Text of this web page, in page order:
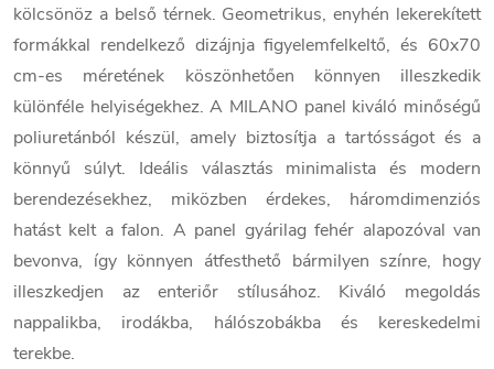
kölcsönöz a belső térnek. Geometrikus, enyhén lekerekített
formákkal rendelkező dizájnja figyelemfelkeltő, és 60x70
cm-es méretének köszönhetően könnyen illeszkedik
különféle helyiségekhez. A MILANO panel kiváló minőségű
poliuretánból készül, amely biztosítja a tartósságot és a
könnyű súlyt. Ideális választás minimalista és modern
berendezésekhez, miközben érdekes, háromdimenziós
hatást kelt a falon. A panel gyárilag fehér alapozóval van
bevonva, így könnyen átfesthető bármilyen színre, hogy
illeszkedjen az enteriőr stílusához. Kiváló megoldás
nappalikba, irodákba, hálószobákba és kereskedelmi
terekbe.